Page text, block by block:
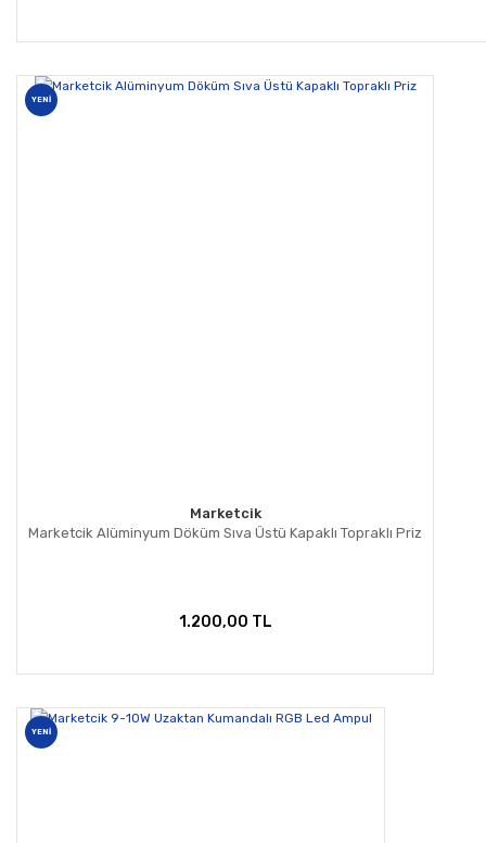
YENİ
Marketcik
Marketcik Alüminyum Döküm Sıva Üstü Kapaklı Topraklı Priz
1.200,00 TL
YENİ